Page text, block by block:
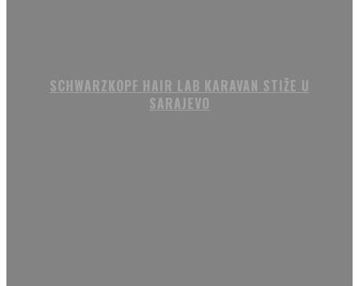
SCHWARZKOPF HAIR LAB KARAVAN STIŽE U
SARAJEVO